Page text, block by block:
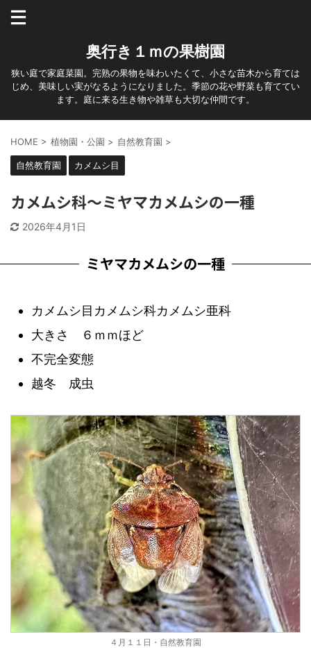
奥行き１ｍの果樹園
狭い庭で家庭菜園。完熟の果物を味わいたくて、小さな苗木から育ては
じめ、美味しい実がなるようになりました。季節の花や野菜も育ててい
ます。庭に来る生き物や雑草も大切な仲間です。
HOME > 植物園・公園 > 自然教育園 >
自然教育園 カメムシ目
カメムシ科～ミヤマカメムシの一種
2026年4月1日
ミヤマカメムシの一種
カメムシ目カメムシ科カメムシ亜科
大きさ ６ｍｍほど
不完全変態
越冬 成虫
４月１１日・自然教育園